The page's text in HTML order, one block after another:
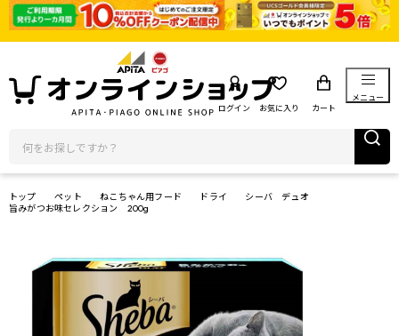
ログイン お気に入り カート
メニュー
トップ ペット ねこちゃん用フード ドライ
シーバ デュオ
旨みがつお味セレクション 200g